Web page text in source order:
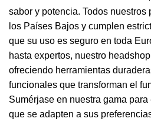
sabor y potencia. Todos nuestros
los Países Bajos y cumplen
que su uso es seguro en toda
hasta expertos, nuestro
ofreciendo herramientas
funcionales que transforman el
Sumérjase en nuestra gama
que se adapten a sus